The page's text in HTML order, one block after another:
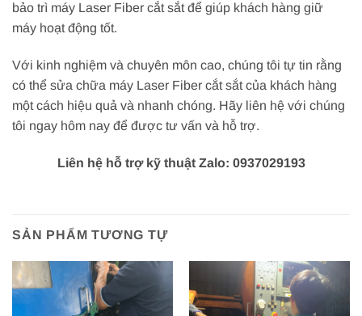
bảo trì máy Laser Fiber cắt sắt để giúp khách hàng giữ
máy hoạt động tốt.
Với kinh nghiệm và chuyên môn cao, chúng tôi tự tin rằng
có thể sửa chữa máy Laser Fiber cắt sắt của khách hàng
một cách hiệu quả và nhanh chóng. Hãy liên hệ với chúng
tôi ngay hôm nay để được tư vấn và hỗ trợ.
Liên hệ hỗ trợ kỹ thuật Zalo: 0937029193
SẢN PHẨM TƯƠNG TỰ